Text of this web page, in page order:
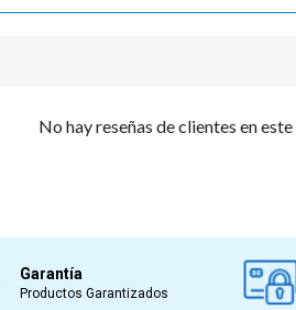
No hay reseñas de clientes en
Garantía
Productos Garantizados